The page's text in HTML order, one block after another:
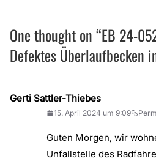
One thought on “EB 24-
Defektes Überlaufbecken
Gerti Sattler-Thiebes
15. April 2024 um 9:09
Guten Morgen, wir
Unfallstelle des